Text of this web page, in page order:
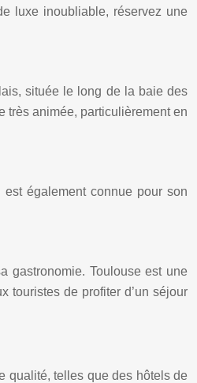
luxe inoubliable, réservez une
située le long de la baie des
très animée, particulièrement en
également connue pour son
gastronomie. Toulouse est une
touristes de profiter d’un séjour
qualité, telles que des hôtels de